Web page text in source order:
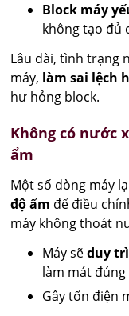
Block máy
không tạo đủ
Lâu dài, tình trạng
máy, làm sai lệch
hư hỏng block.
Không có nước
ẩm
Một số dòng máy
độ ẩm để điều
máy không thoát
Máy sẽduy
làm mát
Gây tốn điện